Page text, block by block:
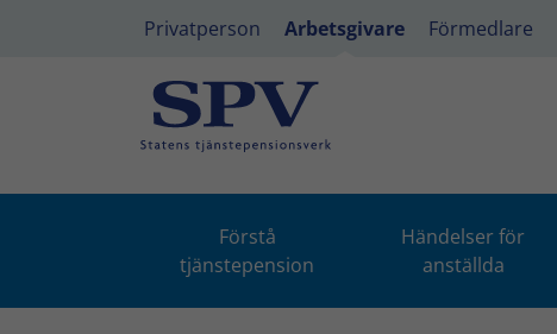
Privatperson Arbetsgivare Förmedlare
Förstå
tjänstepension
Händelser för
anställda